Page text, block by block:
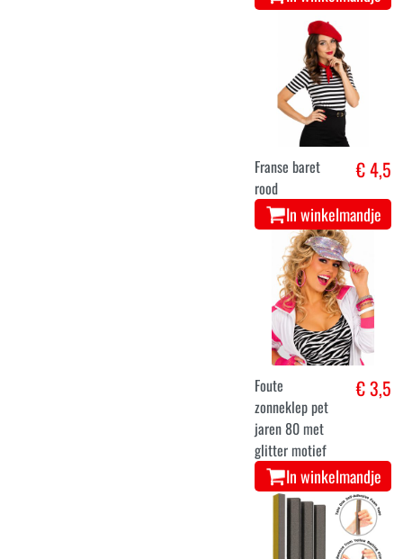
Franse baret
rood
€ 4,5
In winkelmandje
Foute
zonneklep pet
jaren 80 met
glitter motief
€ 3,5
In winkelmandje